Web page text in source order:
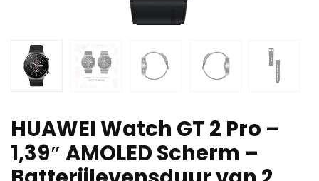
HUAWEI Watch GT 2 Pro –
1,39″ AMOLED Scherm –